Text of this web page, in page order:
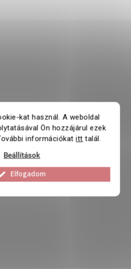
kat használ. A weboldal
Ön hozzájárul ezek
információkatitt talál.
Beállítások
Elfogadom